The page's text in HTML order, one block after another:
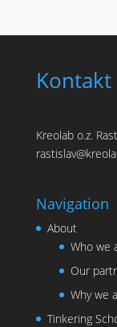
Kontakt
Kreolab o.z.
Navigation
About
Who we
Our
Why we
Tinkering